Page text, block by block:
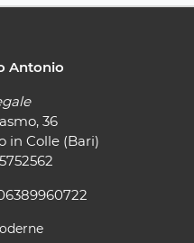
Antonio
36
in Colle (Bari)